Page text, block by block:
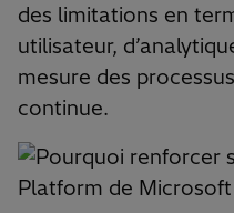
des limitations en
utilisateur,
mesure des
continue.